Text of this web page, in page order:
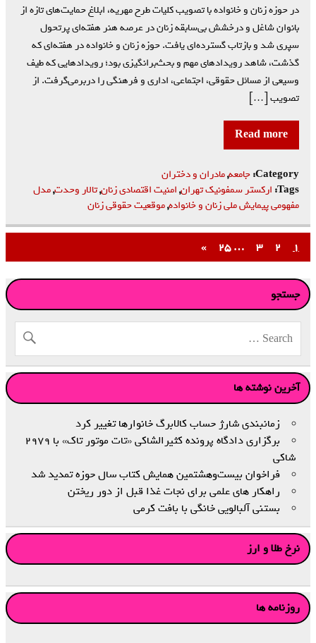
در حوزه زنان و خانواده با تصویب کلیات طرح مهریه، ابلاغ حمایت‌های تازه از
بانوان شاغل و درخشش بی‌سابقه زنان در عرصه هنر هفته‌ای پرتحول
سپری شد و بازتاب گسترده‌ای یافت. حوزه زنان و خانواده در هفته‌ای که
گذشت، شاهد رویدادهای مهم و بحث‌برانگیزی بود؛ رویدادهایی که طیف
وسیعی از مسائل حقوقی، اجتماعی، اداری و فرهنگی را دربرمی‌گرفت. از
تصویب […]
Read more
Category: جامعه,مادران و دختران
Tags: ارکستر سمفونیک تهران,امنیت اقتصادی زنان,تالار وحدت,مدل
مفهومی پیمایش ملی زنان و خانواده,موقعیت حقوقی زنان
۱ ۲ ۳ … ۲۵ »
جستجو
آخرین نوشته ها
زمانبندی‌ شارژ حساب کالابرگ خانوارها تغییر کرد
برگزاری دادگاه پرونده کثیرالشاکی «تات موتور تاک» با ۲۹۷۹
شاکی
فراخوان بیست‌وهشتمین همایش کتاب سال حوزه تمدید شد
راهکار های علمی برای نجات غذا قبل از دور ریختن
بستنی آلبالویی خانگی با بافت کرمی
نرخ طلا و ارز
روزنامه ها